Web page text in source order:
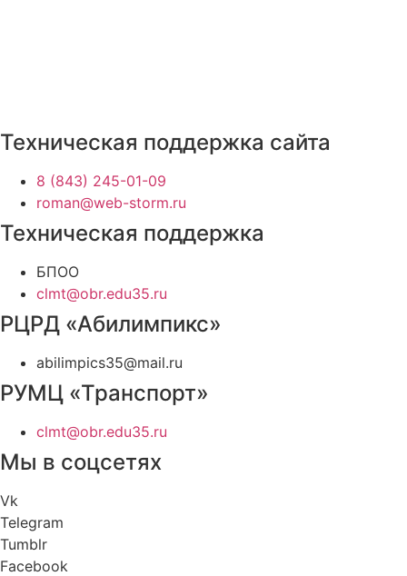
Техническая поддержка сайта
8 (843) 245-01-09
roman@web-storm.ru
Техническая поддержка
БПОО
clmt@obr.edu35.ru
РЦРД «Абилимпикс»
abilimpics35@mail.ru
РУМЦ «Транспорт»
clmt@obr.edu35.ru
Мы в соцсетях
Vk
Telegram
Tumblr
Facebook